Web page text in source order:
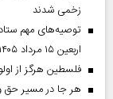
زخمی شدند
توصیه‌های مهم
اربعین ۱۵ مرداد ۱۴۰۵
فلسطین هرگز از
هر جا در مسیر حق